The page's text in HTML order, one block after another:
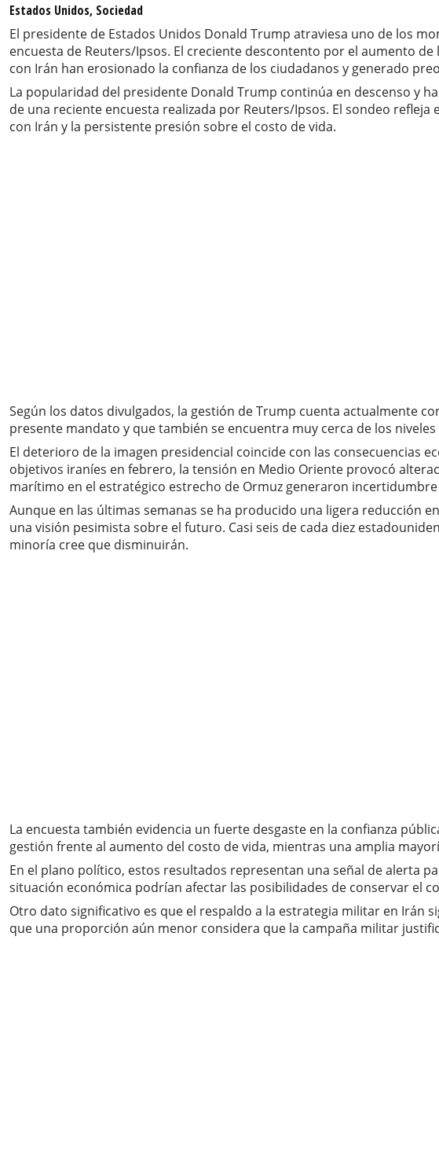
Estados Unidos, Sociedad
El presidente de Estados Unidos Donald Trump atraviesa uno de los
encuesta de Reuters/Ipsos. El creciente descontento por el aumento
con Irán han erosionado la confianza de los ciudadanos y generado
La popularidad del presidente Donald Trump continúa en descenso y
de una reciente encuesta realizada por Reuters/Ipsos. El sondeo
con Irán y la persistente presión sobre el costo de vida.
Según los datos divulgados, la gestión de Trump cuenta actualmente
presente mandato y que también se encuentra muy cerca de los
El deterioro de la imagen presidencial coincide con las consecuencias
objetivos iraníes en febrero, la tensión en Medio Oriente provocó
marítimo en el estratégico estrecho de Ormuz generaron
Aunque en las últimas semanas se ha producido una ligera reducción
una visión pesimista sobre el futuro. Casi seis de cada diez
minoría cree que disminuirán.
La encuesta también evidencia un fuerte desgaste en la confianza
gestión frente al aumento del costo de vida, mientras una amplia
En el plano político, estos resultados representan una señal de alerta
situación económica podrían afectar las posibilidades de conservar el
Otro dato significativo es que el respaldo a la estrategia militar en Irán
que una proporción aún menor considera que la campaña militar